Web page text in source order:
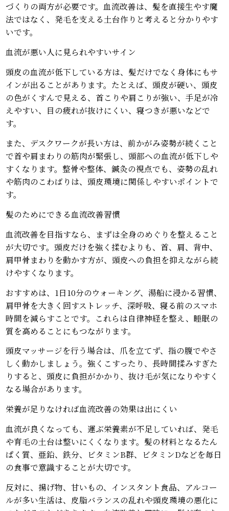
づくりの両方が必要です。血流改善は、髪を直接生やす魔
法ではなく、発毛を支える土台作りと考えると分かりやす
いです。
血流が悪い人に見られやすいサイン
頭皮の血流が低下している方は、髪だけでなく身体にもサ
インが出ることがあります。たとえば、頭皮が硬い、頭皮
の色がくすんで見える、首こりや肩こりが強い、手足が冷
えやすい、目の疲れが抜けにくい、寝つきが悪いなどで
す。
また、デスクワークが長い方は、前かがみ姿勢が続くこと
で首や肩まわりの筋肉が緊張し、頭部への血流が低下しや
すくなります。整骨や整体、鍼灸の視点でも、姿勢の乱れ
や筋肉のこわばりは、頭皮環境に関係しやすいポイントで
す。
髪のためにできる血流改善習慣
血流改善を目指すなら、まずは全身のめぐりを整えること
が大切です。頭皮だけを強く揉むよりも、首、肩、背中、
肩甲骨まわりを動かす方が、頭皮への負担を抑えながら続
けやすくなります。
おすすめは、1日10分のウォーキング、湯船に浸かる習慣、
肩甲骨を大きく回すストレッチ、深呼吸、寝る前のスマホ
時間を減らすことです。これらは自律神経を整え、睡眠の
質を高めることにもつながります。
頭皮マッサージを行う場合は、爪を立てず、指の腹でやさ
しく動かしましょう。強くこすったり、長時間揉みすぎた
りすると、頭皮に負担がかかり、抜け毛が気になりやすく
なる場合があります。
栄養が足りなければ血流改善の効果は出にくい
血流が良くなっても、運ぶ栄養素が不足していれば、発毛
や育毛の土台は整いにくくなります。髪の材料となるたん
ぱく質、亜鉛、鉄分、ビタミンB群、ビタミンDなどを毎日
の食事で意識することが大切です。
反対に、揚げ物、甘いもの、インスタント食品、アルコー
ルが多い生活は、皮脂バランスの乱れや頭皮環境の悪化に